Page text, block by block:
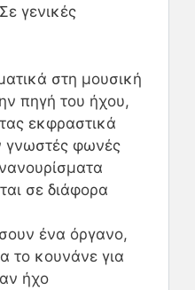
γενικές
στη μουσική
πηγή του ήχου,
εκφραστικά
γνωστές φωνές
σε διάφορα
ένα όργανο,
το κουνάνε για
ήχο